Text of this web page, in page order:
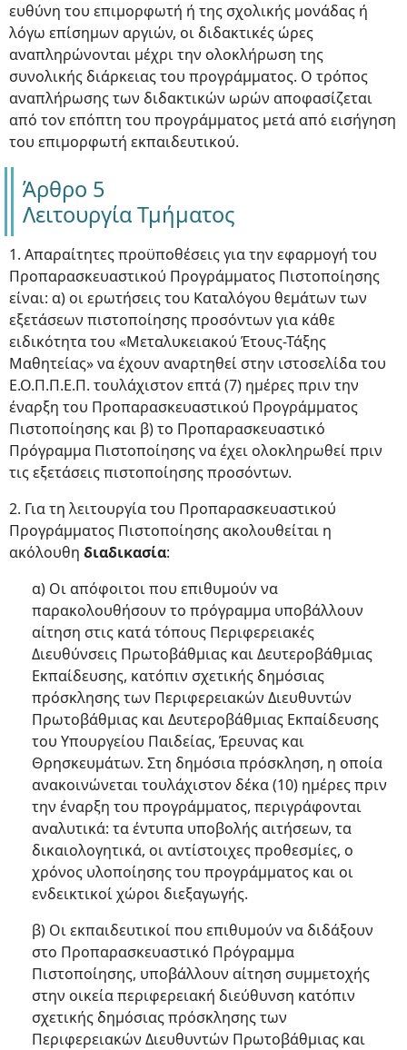
ευθύνη του επιμορφωτή ή της σχολικής μονάδας ή
λόγω επίσημων αργιών, οι διδακτικές ώρες
αναπληρώνονται μέχρι την ολοκλήρωση της
συνολικής διάρκειας του προγράμματος. Ο τρόπος
αναπλήρωσης των διδακτικών ωρών αποφασίζεται
από τον επόπτη του προγράμματος μετά από εισήγηση
του επιμορφωτή εκπαιδευτικού.
Άρθρο 5
Λειτουργία Τμήματος
1. Απαραίτητες προϋποθέσεις για την εφαρμογή του
Προπαρασκευαστικού Προγράμματος Πιστοποίησης
είναι: α) οι ερωτήσεις του Καταλόγου θεμάτων των
εξετάσεων πιστοποίησης προσόντων για κάθε
ειδικότητα του «Μεταλυκειακού Έτους-Τάξης
Μαθητείας» να έχουν αναρτηθεί στην ιστοσελίδα του
Ε.Ο.Π.Π.Ε.Π. τουλάχιστον επτά (7) ημέρες πριν την
έναρξη του Προπαρασκευαστικού Προγράμματος
Πιστοποίησης και β) το Προπαρασκευαστικό
Πρόγραμμα Πιστοποίησης να έχει ολοκληρωθεί πριν
τις εξετάσεις πιστοποίησης προσόντων.
2. Για τη λειτουργία του Προπαρασκευαστικού
Προγράμματος Πιστοποίησης ακολουθείται η
ακόλουθη διαδικασία:
α) Οι απόφοιτοι που επιθυμούν να
παρακολουθήσουν το πρόγραμμα υποβάλλουν
αίτηση στις κατά τόπους Περιφερειακές
Διευθύνσεις Πρωτοβάθμιας και Δευτεροβάθμιας
Εκπαίδευσης, κατόπιν σχετικής δημόσιας
πρόσκλησης των Περιφερειακών Διευθυντών
Πρωτοβάθμιας και Δευτεροβάθμιας Εκπαίδευσης
του Υπουργείου Παιδείας, Έρευνας και
Θρησκευμάτων. Στη δημόσια πρόσκληση, η οποία
ανακοινώνεται τουλάχιστον δέκα (10) ημέρες πριν
την έναρξη του προγράμματος, περιγράφονται
αναλυτικά: τα έντυπα υποβολής αιτήσεων, τα
δικαιολογητικά, οι αντίστοιχες προθεσμίες, ο
χρόνος υλοποίησης του προγράμματος και οι
ενδεικτικοί χώροι διεξαγωγής.
β) Οι εκπαιδευτικοί που επιθυμούν να διδάξουν
στο Προπαρασκευαστικό Πρόγραμμα
Πιστοποίησης, υποβάλλουν αίτηση συμμετοχής
στην οικεία περιφερειακή διεύθυνση κατόπιν
σχετικής δημόσιας πρόσκλησης των
Περιφερειακών Διευθυντών Πρωτοβάθμιας και